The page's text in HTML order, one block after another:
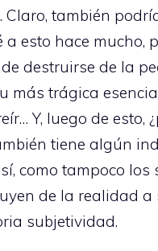
. Claro, también
a esto hace
destruirse de la
más trágica
Y, luego de
tiene algún
como tampoco
de la realidad
subjetividad.